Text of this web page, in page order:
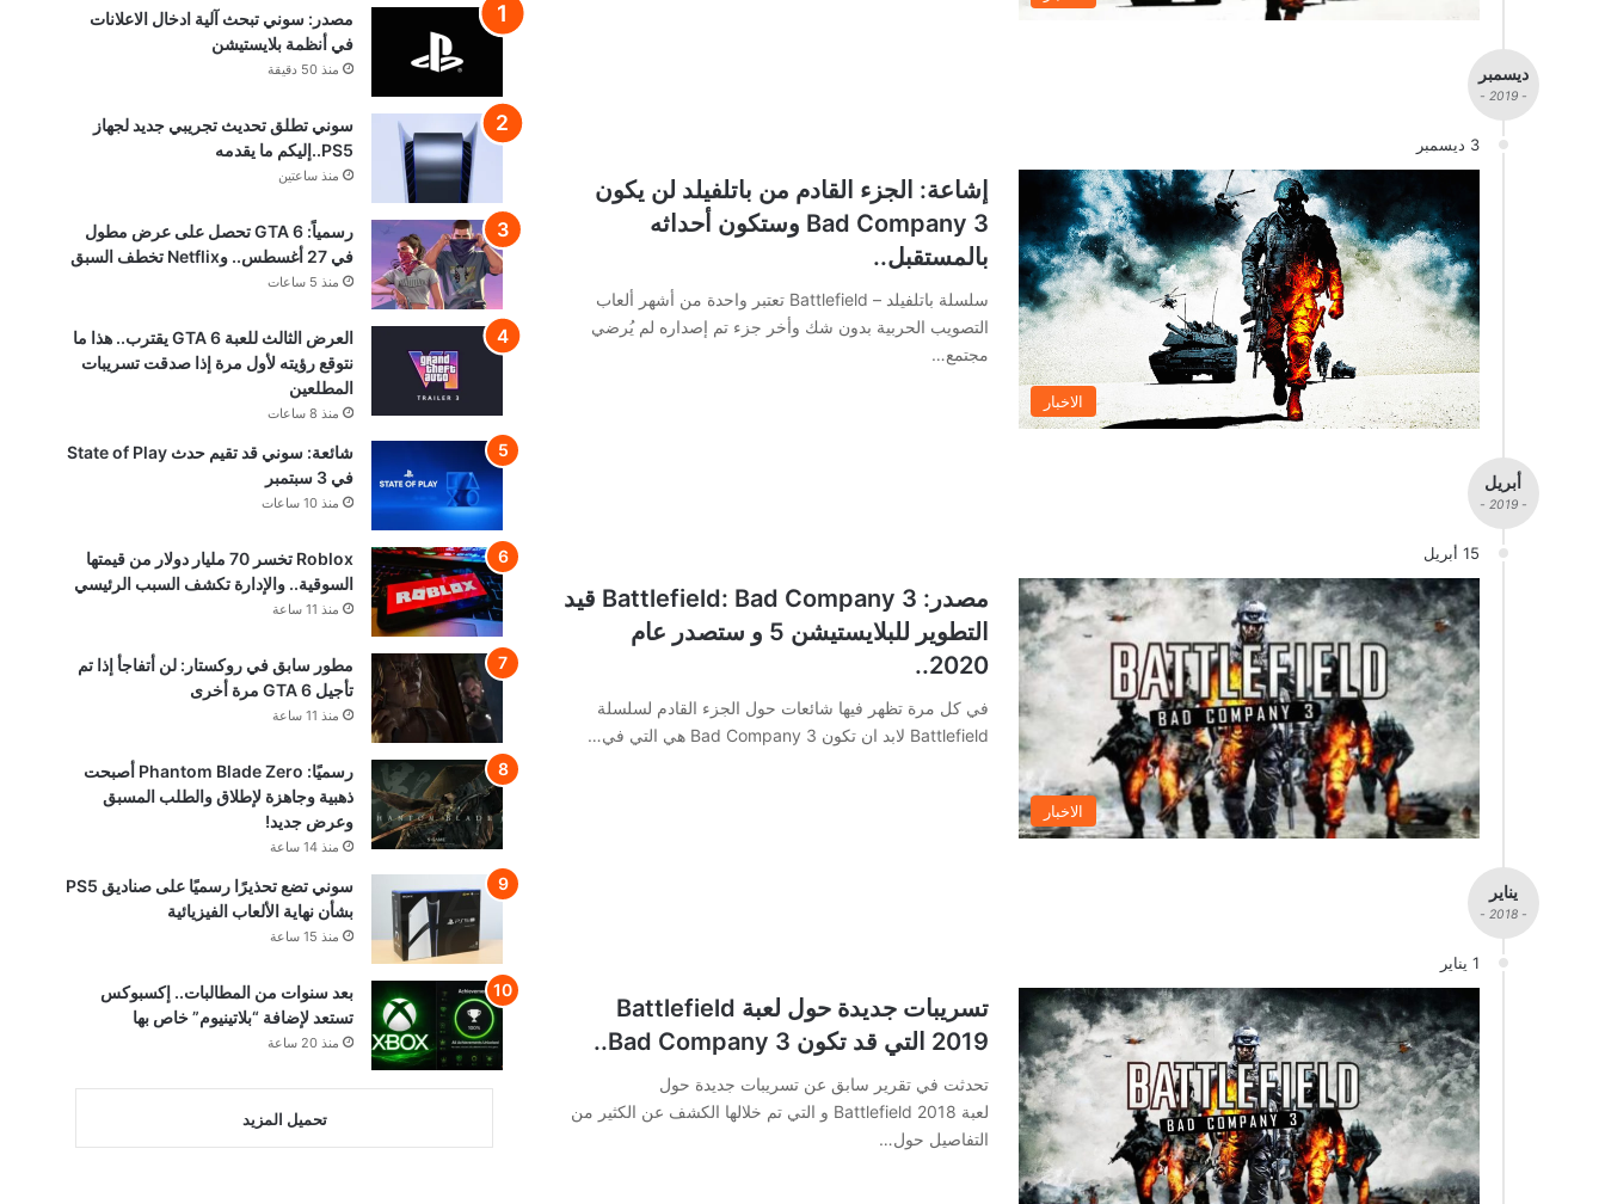
ديسمبر
- 2019 -
3 ديسمبر
الاخبار
إشاعة: الجزء القادم من باتلفيلد لن يكون
Bad Company 3 وستكون أحداثه
بالمستقبل..
سلسلة باتلفيلد – Battlefield تعتبر واحدة من أشهر ألعاب
التصويب الحربية بدون شك وأخر جزء تم إصداره لم يُرضي
مجتمع…
أبريل
- 2019 -
15 أبريل
الاخبار
مصدر: Battlefield: Bad Company 3 قيد
التطوير للبلايستيشن 5 و ستصدر عام
2020..
في كل مرة تظهر فيها شائعات حول الجزء القادم لسلسلة
Battlefield لابد ان تكون Bad Company 3 هي التي في…
يناير
- 2018 -
1 يناير
تسريبات جديدة حول لعبة Battlefield
2019 التي قد تكون Bad Company 3..
تحدثت في تقرير سابق عن تسريبات جديدة حول
لعبة Battlefield 2018 و التي تم خلالها الكشف عن الكثير من
التفاصيل حول…
مصدر: سوني تبحث آلية ادخال الاعلانات
في أنظمة بلايستيشن
منذ 50 دقيقة
سوني تطلق تحديث تجريبي جديد لجهاز
PS5..إليكم ما يقدمه
منذ ساعتين
رسمياً: GTA 6 تحصل على عرض مطول
في 27 أغسطس.. وNetflix تخطف السبق
منذ 5 ساعات
العرض الثالث للعبة GTA 6 يقترب.. هذا ما
نتوقع رؤيته لأول مرة إذا صدقت تسريبات
المطلعين
منذ 8 ساعات
شائعة: سوني قد تقيم حدث State of Play
في 3 سبتمبر
منذ 10 ساعات
Roblox تخسر 70 مليار دولار من قيمتها
السوقية.. والإدارة تكشف السبب الرئيسي
منذ 11 ساعة
مطور سابق في روكستار: لن أتفاجأ إذا تم
تأجيل GTA 6 مرة أخرى
منذ 11 ساعة
رسميًا: Phantom Blade Zero أصبحت
ذهبية وجاهزة لإطلاق والطلب المسبق
وعرض جديد!
منذ 14 ساعة
سوني تضع تحذيرًا رسميًا على صناديق PS5
بشأن نهاية الألعاب الفيزيائية
منذ 15 ساعة
بعد سنوات من المطالبات.. إكسبوكس
تستعد لإضافة “بلاتينيوم” خاص بها
منذ 20 ساعة
تحميل المزيد